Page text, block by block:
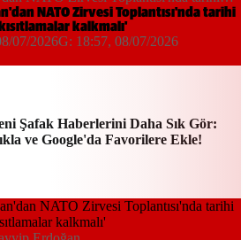
kalkmalı'
NATO Zirvesi Toplantısı'nda tarihi
kalkmalı'
07/2026G: 18:57, 08/07/2026
Şafak Haberlerini Daha Sık Gör:
ve Google'da Favorilere Ekle!